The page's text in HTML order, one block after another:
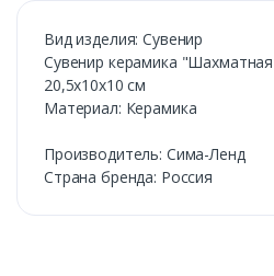
Вид изделия: Сувенир
Сувенир керамика
20,5х10х10 см
Материал: Керамика
Производитель: Сима-Ленд
Страна бренда: Россия